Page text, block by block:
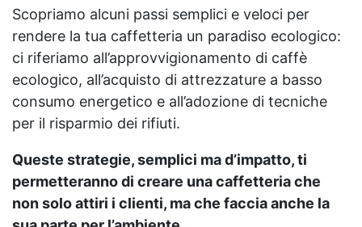
Scopriamo alcuni passi semplici e veloci per
rendere la tua caffetteria un paradiso ecologico:
ci riferiamo all’approvvigionamento di caffè
ecologico, all’acquisto di attrezzature a basso
consumo energetico e all’adozione di tecniche
per il risparmio dei rifiuti.
Queste strategie, semplici ma d’impatto, ti
permetteranno di creare una caffetteria che
non solo attiri i clienti, ma che faccia anche la